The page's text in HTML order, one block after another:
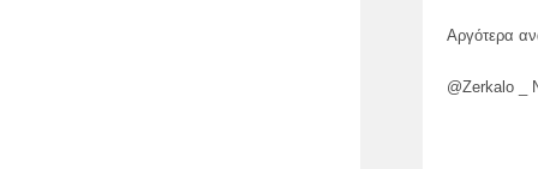
Αργότερα
@Zerkalo _